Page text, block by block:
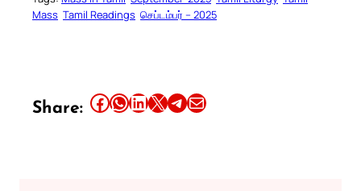
Mass Tamil Readings செப்டம்பர் – 2025
Share: Share this article on Facebook Share this article on WhatsApp Share this article on LinkedIn Share this article on X Share this article on TelegramEmail this Article